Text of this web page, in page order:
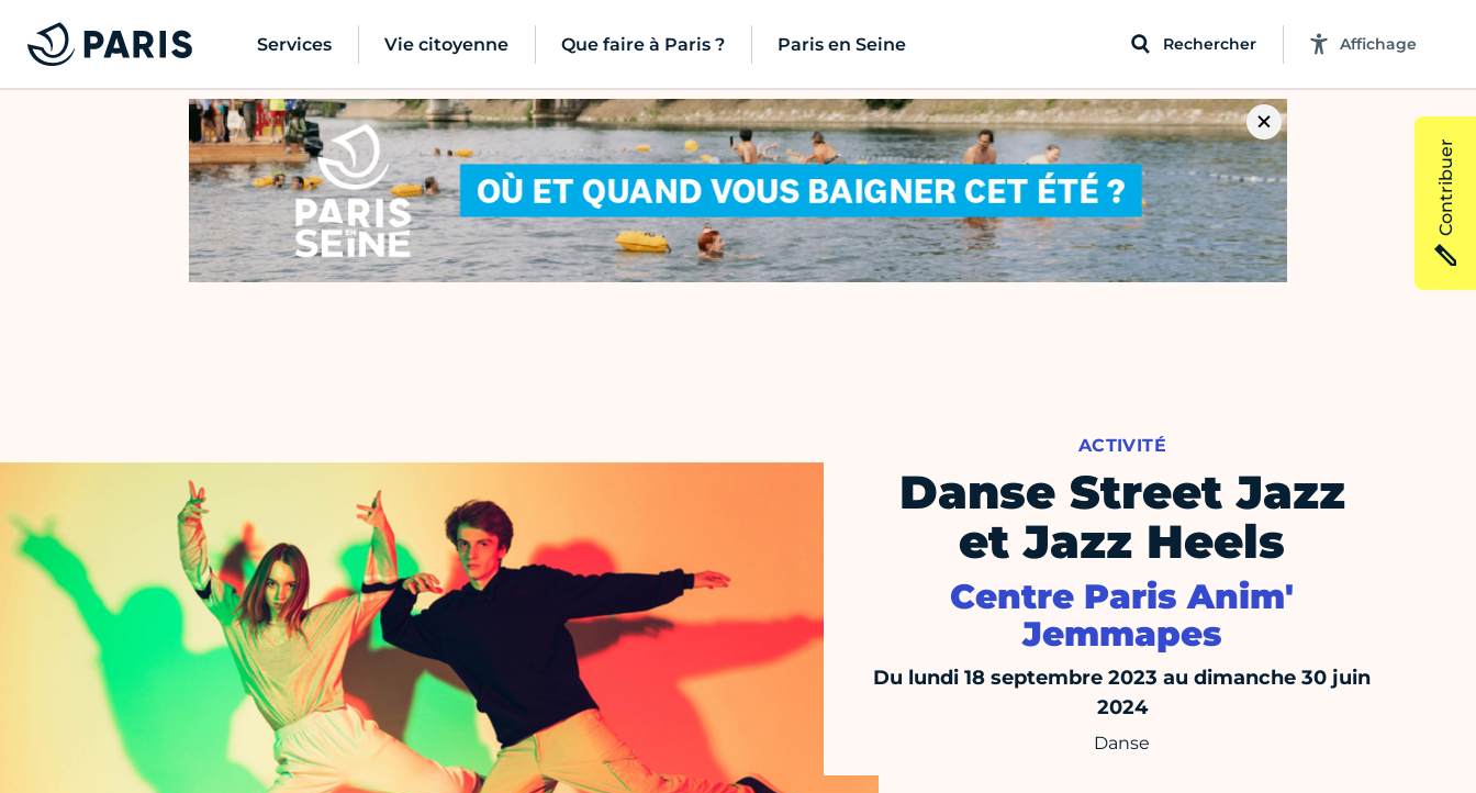
Services Vie citoyenne Que faire à Paris ? Paris en Seine Rechercher Affichage
ACTIVITÉ
Danse Street Jazz
et Jazz Heels
Centre Paris Anim'
Jemmapes
Du lundi 18 septembre 2023 au dimanche 30 juin
2024
Danse
Contribuer